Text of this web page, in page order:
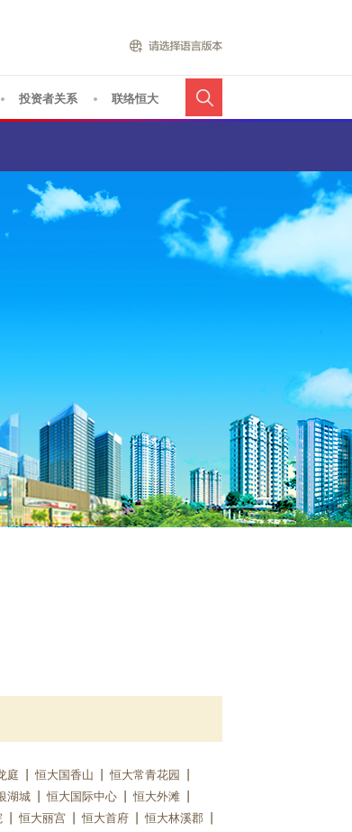
投资者关系 联络恒大
庭 恒大国香山
恒大常青花园
湖城 恒大国际中心
恒大外滩
恒大丽宫 恒大首府
恒大林溪郡